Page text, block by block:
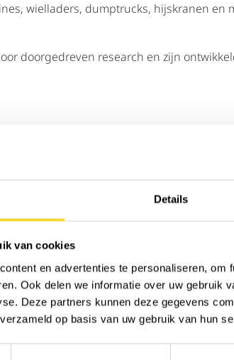
Details
van cookies
en advertenties te personaliseren, om
Ook delen we informatie over uw gebruik
Deze partners kunnen deze gegevens
op basis van uw gebruik van hun
wielladers, dumptrucks, hijskranen
doorgedreven research en zijn